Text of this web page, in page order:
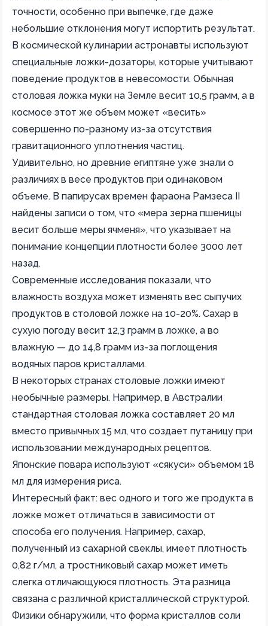
точности, особенно при выпечке, где даже
небольшие отклонения могут испортить результат.
В космической кулинарии астронавты используют
специальные ложки-дозаторы, которые учитывают
поведение продуктов в невесомости. Обычная
столовая ложка муки на Земле весит 10,5 грамм, а в
космосе этот же объем может «весить»
совершенно по-разному из-за отсутствия
гравитационного уплотнения частиц.
Удивительно, но древние египтяне уже знали о
различиях в весе продуктов при одинаковом
объеме. В папирусах времен фараона Рамзеса II
найдены записи о том, что «мера зерна пшеницы
весит больше меры ячменя», что указывает на
понимание концепции плотности более 3000 лет
назад.
Современные исследования показали, что
влажность воздуха может изменять вес сыпучих
продуктов в столовой ложке на 10-20%. Сахар в
сухую погоду весит 12,3 грамм в ложке, а во
влажную — до 14,8 грамм из-за поглощения
водяных паров кристаллами.
В некоторых странах столовые ложки имеют
необычные размеры. Например, в Австралии
стандартная столовая ложка составляет 20 мл
вместо привычных 15 мл, что создает путаницу при
использовании международных рецептов.
Японские повара используют «сякуси» объемом 18
мл для измерения риса.
Интересный факт: вес одного и того же продукта в
ложке может отличаться в зависимости от
способа его получения. Например, сахар,
полученный из сахарной свеклы, имеет плотность
0,82 г/мл, а тростниковый сахар может иметь
слегка отличающуюся плотность. Эта разница
связана с различной кристаллической структурой.
Физики обнаружили, что форма кристаллов соли